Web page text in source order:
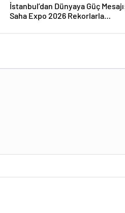
İstanbul’dan Dünyaya Güç
Saha Expo 2026 Rekorlarla